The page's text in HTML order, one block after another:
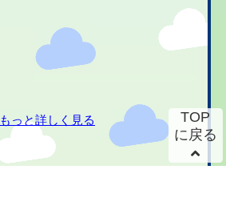
もっと詳しく見る
TOP
に戻る